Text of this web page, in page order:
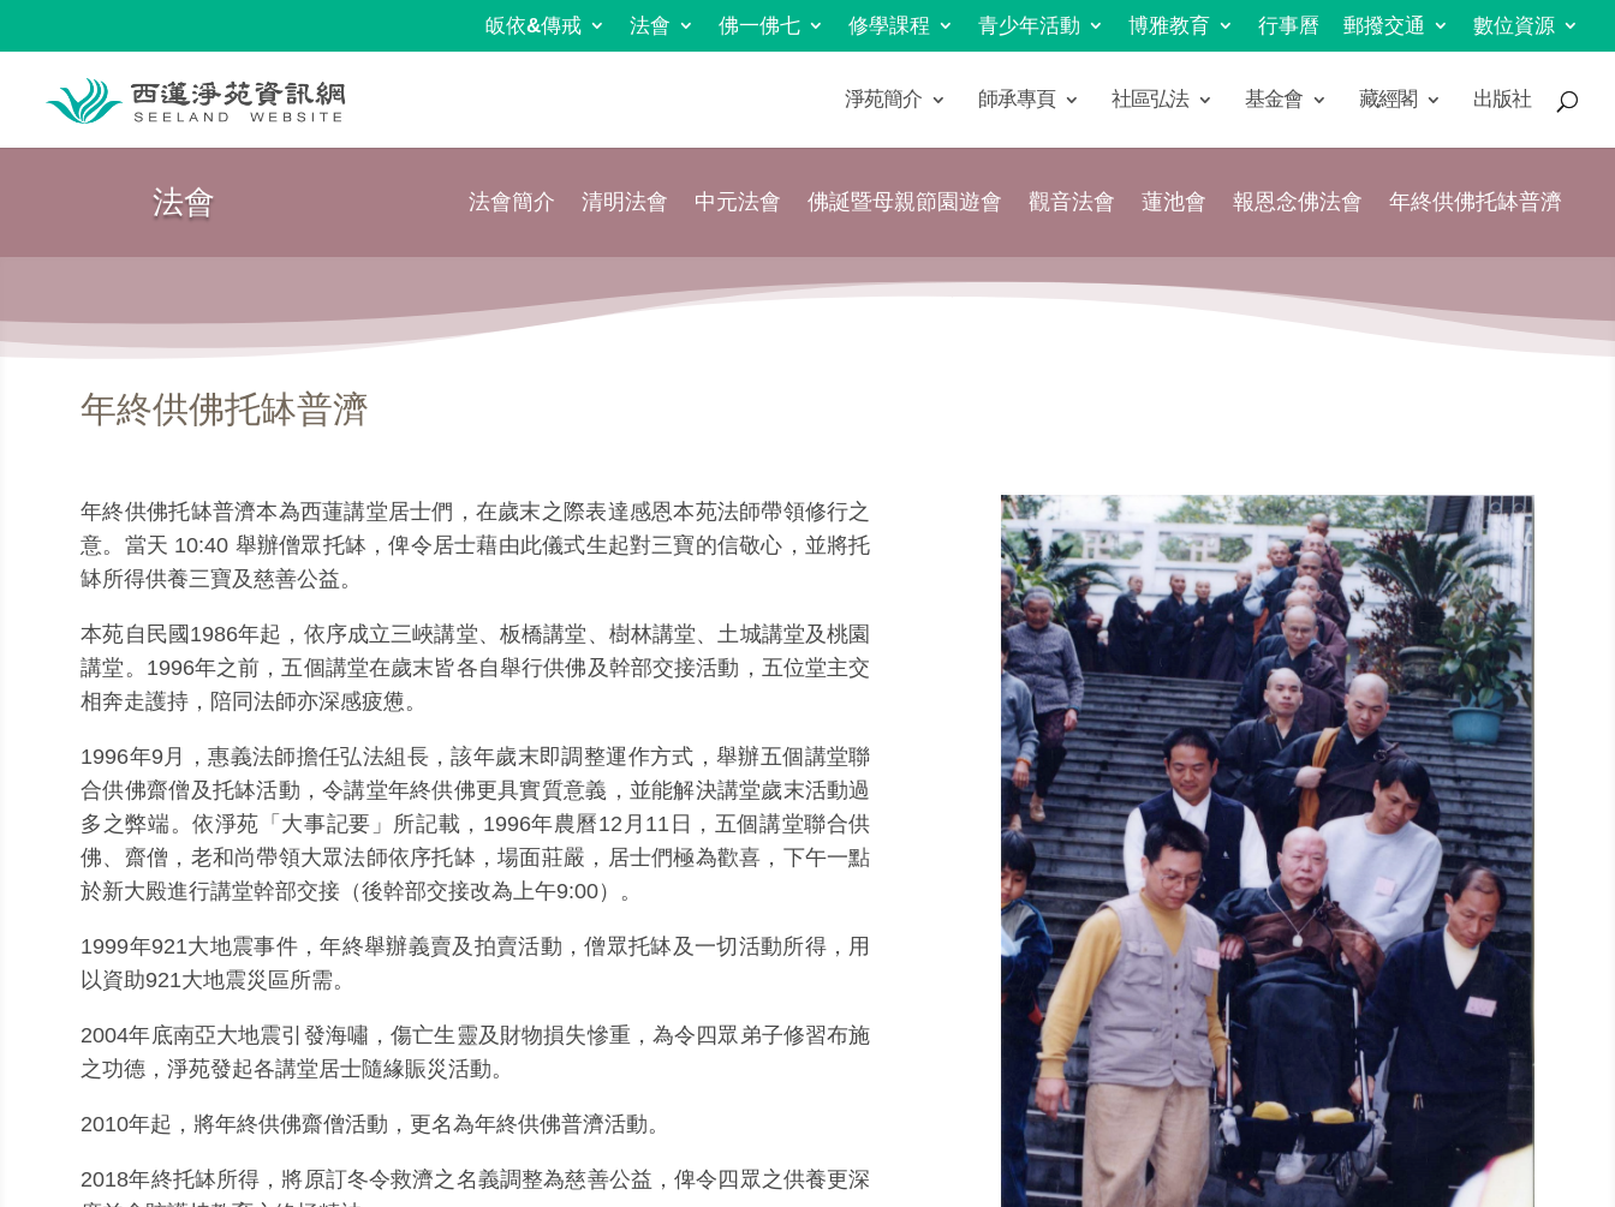
皈依&傳戒 法會 佛一佛七 修學課程 青少年活動 博雅教育 行事曆 郵撥交通 數位資源
淨苑簡介 師承專頁 社區弘法 基金會 藏經閣 出版社
法會 法會簡介 清明法會 中元法會 佛誕暨母親節園遊會 觀音法會 蓮池會 報恩念佛法會 年終供佛托缽普濟
年終供佛托缽普濟
年終供佛托缽普濟本為西蓮講堂居士們，在歲末之際表達感恩本苑法師帶領修行之
意。當天 10:40 舉辦僧眾托缽，俾令居士藉由此儀式生起對三寶的信敬心，並將托
缽所得供養三寶及慈善公益。
本苑自民國1986年起，依序成立三峽講堂、板橋講堂、樹林講堂、土城講堂及桃園
講堂。1996年之前，五個講堂在歲末皆各自舉行供佛及幹部交接活動，五位堂主交
相奔走護持，陪同法師亦深感疲憊。
1996年9月，惠義法師擔任弘法組長，該年歲末即調整運作方式，舉辦五個講堂聯
合供佛齋僧及托缽活動，令講堂年終供佛更具實質意義，並能解決講堂歲末活動過
多之弊端。依淨苑「大事記要」所記載，1996年農曆12月11日，五個講堂聯合供
佛、齋僧，老和尚帶領大眾法師依序托缽，場面莊嚴，居士們極為歡喜，下午一點
於新大殿進行講堂幹部交接（後幹部交接改為上午9:00）。
1999年921大地震事件，年終舉辦義賣及拍賣活動，僧眾托缽及一切活動所得，用
以資助921大地震災區所需。
2004年底南亞大地震引發海嘯，傷亡生靈及財物損失慘重，為令四眾弟子修習布施
之功德，淨苑發起各講堂居士隨緣賑災活動。
2010年起，將年終供佛齋僧活動，更名為年終供佛普濟活動。
2018年終托缽所得，將原訂冬令救濟之名義調整為慈善公益，俾令四眾之供養更深